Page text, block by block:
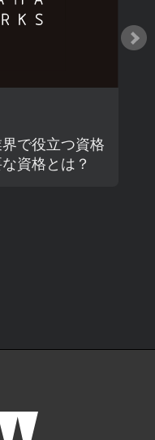
界で役立つ資格
資格とは？